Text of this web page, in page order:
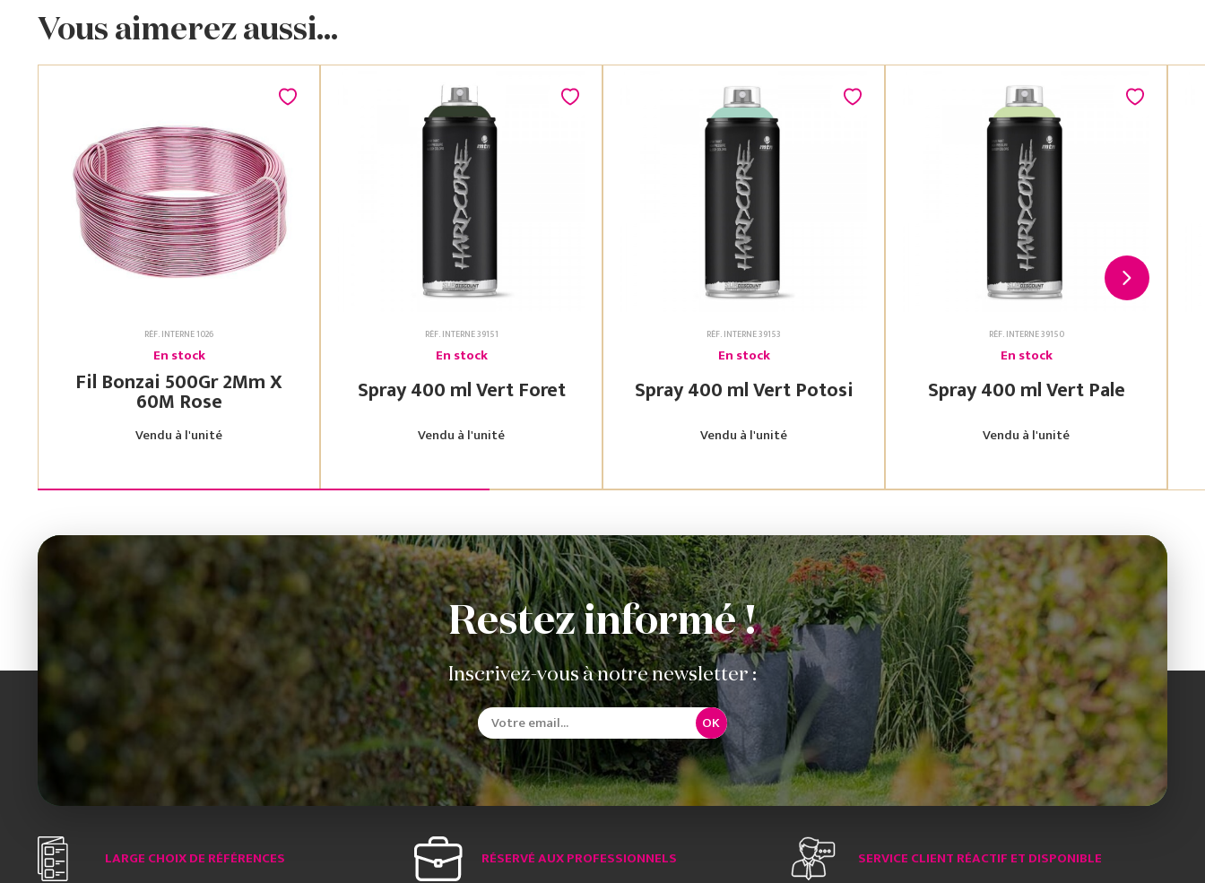
Vous aimerez aussi...
RÉF. INTERNE 1026
En stock
Fil Bonzai 500Gr 2Mm X
60M Rose
Vendu à l'unité
RÉF. INTERNE 39151
En stock
Spray 400 ml Vert Foret
Vendu à l'unité
RÉF. INTERNE 39153
En stock
Spray 400 ml Vert Potosi
Vendu à l'unité
RÉF. INTERNE 39150
En stock
Spray 400 ml Vert Pale
Vendu à l'unité
Restez informé !
Inscrivez-vous à notre newsletter :
OK
LARGE CHOIX DE RÉFÉRENCES RÉSERVÉ AUX PROFESSIONNELS SERVICE CLIENT RÉACTIF ET DISPONIBLE